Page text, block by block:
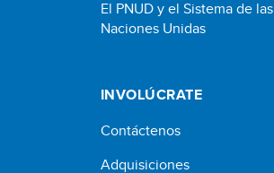
El PNUD y el Sistema de las
Naciones Unidas
INVOLÚCRATE
Contáctenos
Adquisiciones